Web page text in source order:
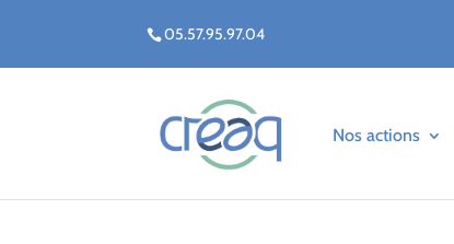
05.57.95.97.04
Nos actions